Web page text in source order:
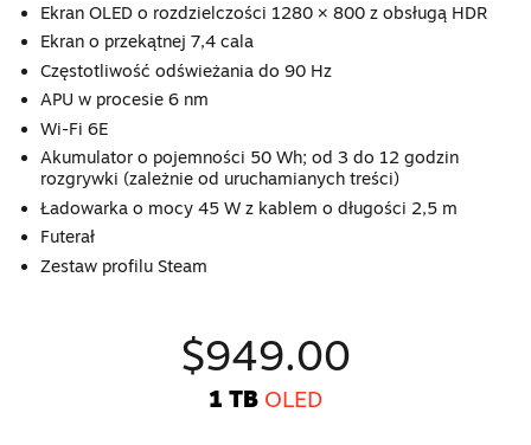
Ekran OLED o rozdzielczości 1280 × 800 z obsługą HDR
Ekran o przekątnej 7,4 cala
Częstotliwość odświeżania do 90 Hz
APU w procesie 6 nm
Wi-Fi 6E
Akumulator o pojemności 50 Wh; od 3 do 12 godzin
rozgrywki (zależnie od uruchamianych treści)
Ładowarka o mocy 45 W z kablem o długości 2,5 m
Futerał
Zestaw profilu Steam
$949.00
1 TB OLED